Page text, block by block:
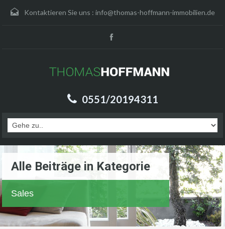
Kontaktieren Sie uns : info@thomas-hoffmann-immobilien.de
0551/20194311
Alle Beiträge in Kategorie
Sales